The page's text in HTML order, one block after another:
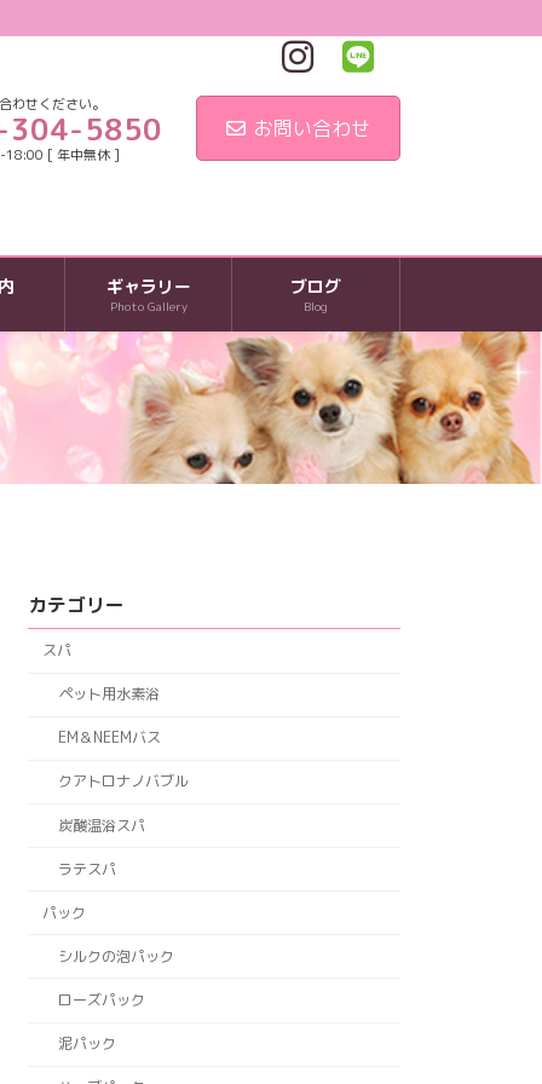
わせください。
304-5850
18:00 [ 年中無休 ]
お問い合わせ
ギャラリー
Photo Gallery
ブログ
Blog
カテゴリー
スパ
ペット用水素浴
EM＆NEEMバス
クアトロナノバブル
炭酸温浴スパ
ラテスパ
パック
シルクの泡パック
ローズパック
泥パック